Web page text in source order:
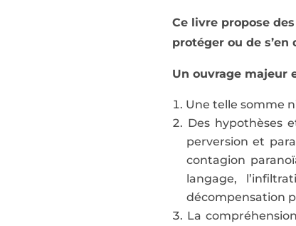
Ce livre propose
protéger ou de s’en
Un ouvrage majeur
Une telle somme
Des hypothèses
perversion et
contagion
langage,
décompensation
La